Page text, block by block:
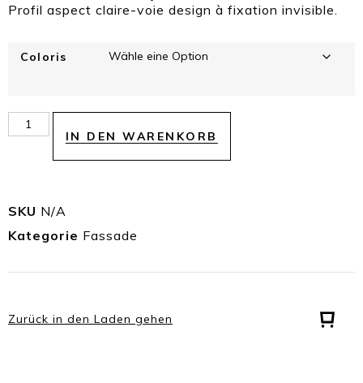
Profil aspect claire-voie design à fixation invisible.
Coloris
IN DEN WARENKORB
SKU N/A
Kategorie Fassade
Zurück in den Laden gehen